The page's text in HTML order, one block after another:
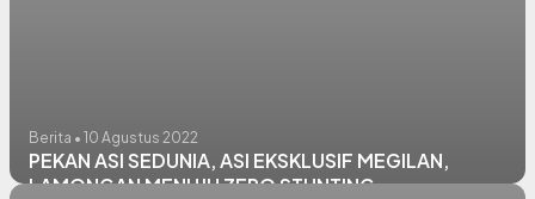
Berita • 10 Agustus 2022
PEKAN ASI SEDUNIA, ASI EKSKLUSIF MEGILAN,
LAMONGAN MENUJU ZERO STUNTING